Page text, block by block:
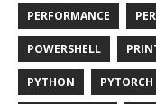
PERFORMANCE
POWERSHELL
PYTHON PYTORCH